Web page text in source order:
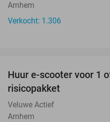
Arnhem
Verkocht: 1.306
Huur e-scooter voor 1
risicopakket
Veluwe Actief
Arnhem